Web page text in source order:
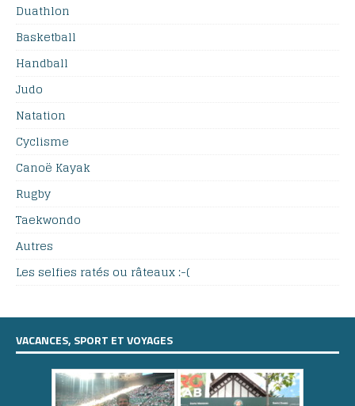
Duathlon
Basketball
Handball
Judo
Natation
Cyclisme
Canoë Kayak
Rugby
Taekwondo
Autres
Les selfies ratés ou râteaux :-(
VACANCES, SPORT ET VOYAGES